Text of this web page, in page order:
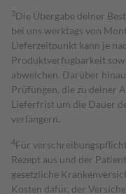
3Die Übergabe deiner
bei uns werktags von
Lieferzeitpunkt kann je
Produktverfügbarkeit
abweichen. Darüber
Prüfungen, die zu deiner
Lieferfrist um die Dauer
verlängern.
4Für
Rezept aus und der
gesetzliche
Kosten dafür, der